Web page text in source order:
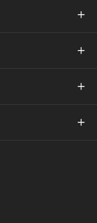



